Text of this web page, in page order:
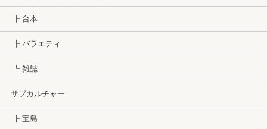
┣ 台本
┣ バラエティ
┗ 雑誌
サブカルチャー
┣ 宝島